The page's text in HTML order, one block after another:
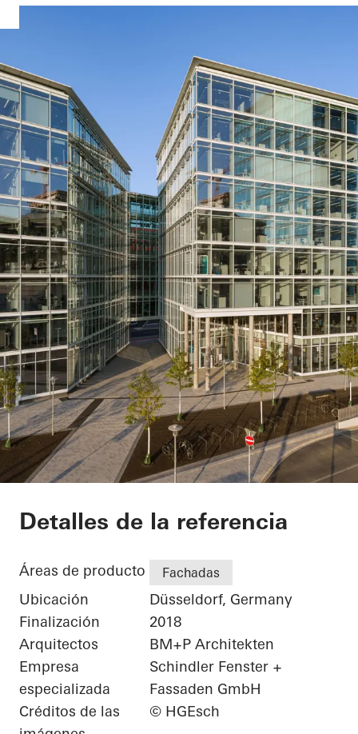
FLOAT
Detalles de la referencia
Áreas de producto Fachadas
Ubicación
Düsseldorf, Germany
Finalización
2018
Arquitectos
BM+P Architekten
Empresa
especializada
Schindler Fenster +
Fassaden GmbH
Créditos de las
© HGEsch